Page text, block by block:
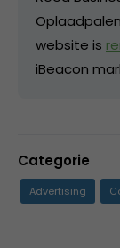
website is
iBeacon
Categorie
Advertising